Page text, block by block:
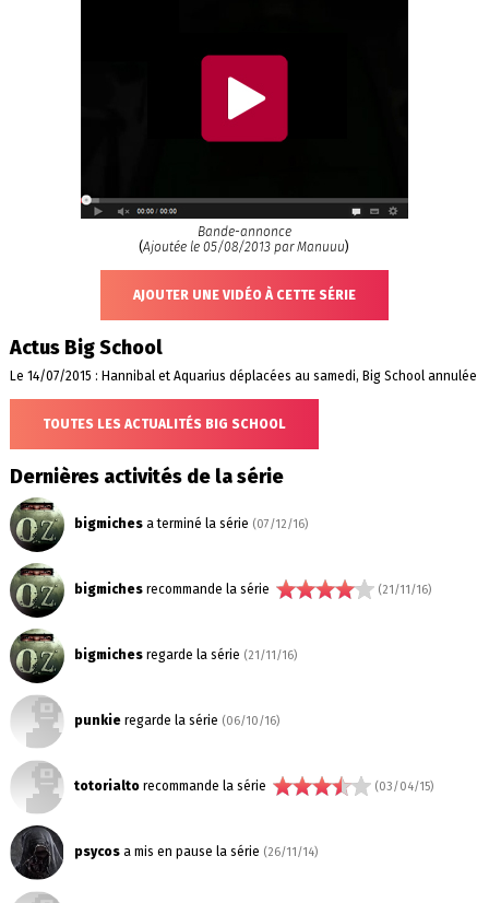
Bande-annonce
(Ajoutée le 05/08/2013 par Manuuu)
AJOUTER UNE VIDÉO À CETTE SÉRIE
Actus Big School
Le 14/07/2015 : Hannibal et Aquarius déplacées au samedi, Big School annulée
TOUTES LES ACTUALITÉS BIG SCHOOL
Dernières activités de la série
bigmichesa terminé la série (07/12/16)
bigmichesrecommande la série (21/11/16)
bigmichesregarde la série (21/11/16)
punkieregarde la série (06/10/16)
totorialtorecommande la série (03/04/15)
psycosa mis en pause la série (26/11/14)